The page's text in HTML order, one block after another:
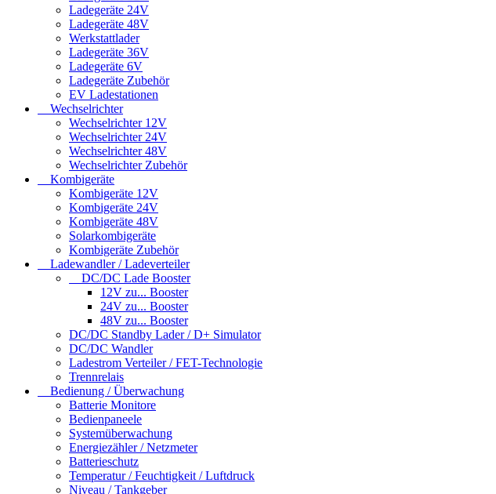
Ladegeräte 24V
Ladegeräte 48V
Werkstattlader
Ladegeräte 36V
Ladegeräte 6V
Ladegeräte Zubehör
EV Ladestationen
Wechselrichter
Wechselrichter 12V
Wechselrichter 24V
Wechselrichter 48V
Wechselrichter Zubehör
Kombigeräte
Kombigeräte 12V
Kombigeräte 24V
Kombigeräte 48V
Solarkombigeräte
Kombigeräte Zubehör
Ladewandler / Ladeverteiler
DC/DC Lade Booster
12V zu... Booster
24V zu... Booster
48V zu... Booster
DC/DC Standby Lader / D+ Simulator
DC/DC Wandler
Ladestrom Verteiler / FET-Technologie
Trennrelais
Bedienung / Überwachung
Batterie Monitore
Bedienpaneele
Systemüberwachung
Energiezähler / Netzmeter
Batterieschutz
Temperatur / Feuchtigkeit / Luftdruck
Niveau / Tankgeber